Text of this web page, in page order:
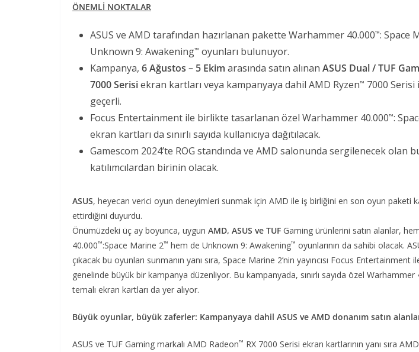
ÖNEMLİ NOKTALAR
ASUS ve AMD tarafından hazırlanan pakette Warhammer 40.000™: Space
Unknown 9: Awakening™ oyunları bulunuyor.
Kampanya, 6 Ağustos – 5 Ekim arasında satın alınan ASUS Dual / TUF
7000 Serisiekran kartları veya kampanyaya dahil AMD Ryzen™ 7000 Serisi
geçerli.
Focus Entertainment ile birlikte tasarlanan özel Warhammer 40.000™:
ekran kartları da sınırlı sayıda kullanıcıya dağıtılacak.
Gamescom 2024’te ROG standında ve AMD salonunda sergilenecek olan
katılımcılardan birinin olacak.
ASUS, heyecan verici oyun deneyimleri sunmak için AMD ile iş birliğini en son oyun paketi
ettirdiğini duyurdu.
Önümüzdeki üç ay boyunca, uygun AMD, ASUS ve TUF Gaming ürünlerini satın alanlar,
40.000™:Space Marine 2™ hem de Unknown 9: Awakening™ oyunlarının da sahibi olacak.
çıkacak bu oyunları sunmanın yanı sıra, Space Marine 2’nin yayıncısı Focus Entertainment
genelinde büyük bir kampanya düzenliyor. Bu kampanyada, sınırlı sayıda özel
temalı ekran kartları da yer alıyor.
Büyük oyunlar, büyük zaferler: Kampanyaya dahil ASUS ve AMD donanım satın
ASUS ve TUF Gaming markalı AMD Radeon™ RX 7000 Serisi ekran kartlarının yanı sıra